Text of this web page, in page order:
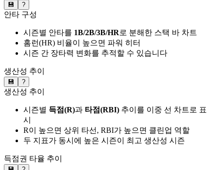
💾 ?
안타 구성
시즌별 안타를 1B/2B/3B/HR로 분해한 스택 바 차트
홈런(HR) 비율이 높으면 파워 히터
시즌 간 장타력 변화를 추적할 수 있습니다
생산성 추이
💾 ?
생산성 추이
시즌별 득점(R)과 타점(RBI) 추이를 이중 선 차트로 표
시
R이 높으면 상위 타선, RBI가 높으면 클린업 역할
두 지표가 동시에 높은 시즌이 최고 생산성 시즌
득점권 타율 추이